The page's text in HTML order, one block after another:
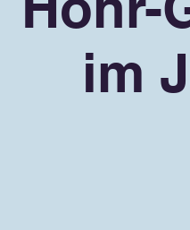
im